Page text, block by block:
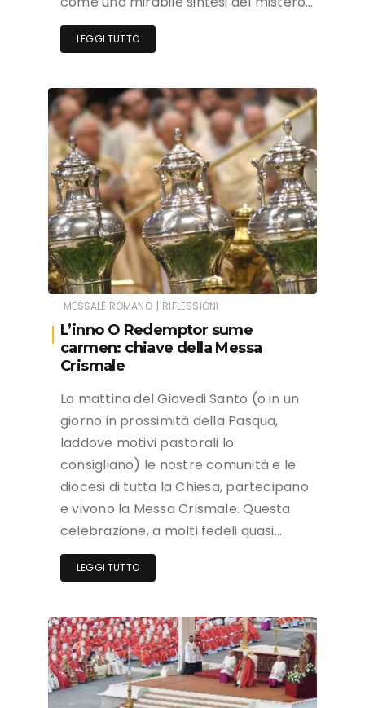
LEGGI TUTTO
MESSALE ROMANO | RIFLESSIONI
L’inno O Redemptor sume
carmen: chiave della Messa
Crismale
La mattina del Giovedi Santo (o in un
giorno in prossimità della Pasqua,
laddove motivi pastorali lo
consigliano) le nostre comunità e le
diocesi di tutta la Chiesa, partecipano
e vivono la Messa Crismale. Questa
celebrazione, a molti fedeli quasi…
LEGGI TUTTO